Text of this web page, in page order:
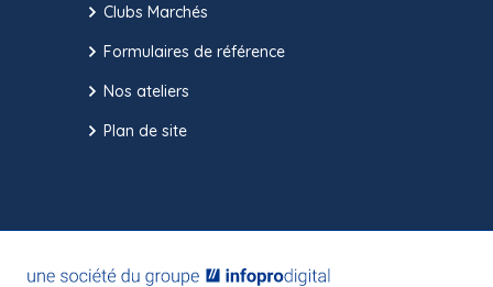
Clubs Marchés
Formulaires de référence
Nos ateliers
Plan de site